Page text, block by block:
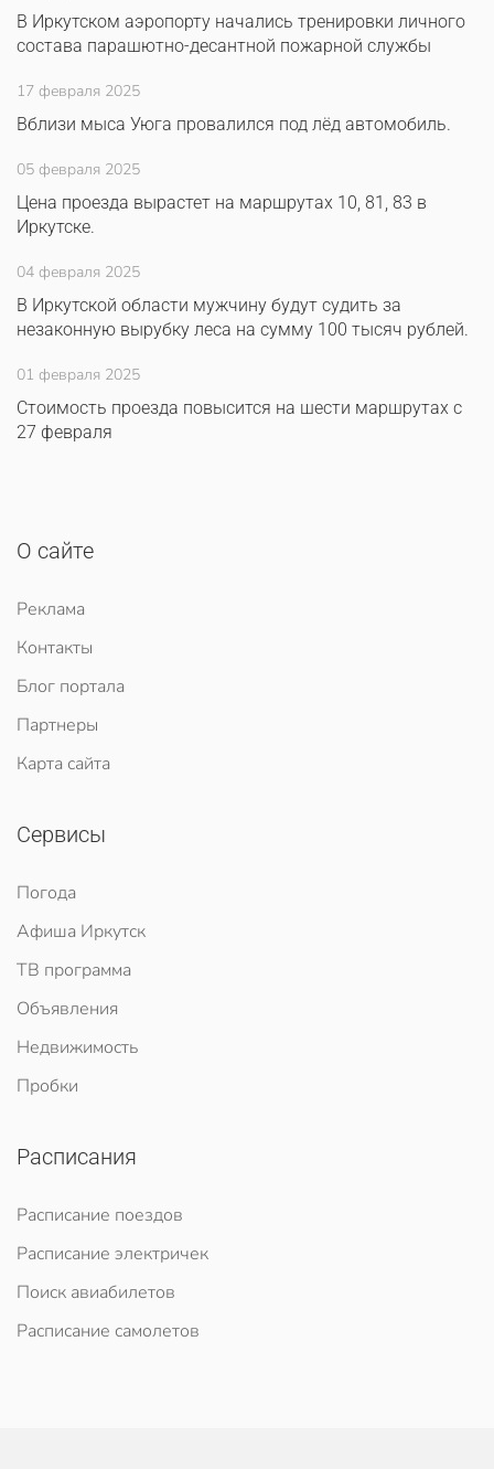
В Иркутском аэропорту начались тренировки личного
состава парашютно-десантной пожарной службы
17 февраля 2025
Вблизи мыса Уюга провалился под лёд автомобиль.
05 февраля 2025
Цена проезда вырастет на маршрутах 10, 81, 83 в
Иркутске.
04 февраля 2025
В Иркутской области мужчину будут судить за
незаконную вырубку леса на сумму 100 тысяч рублей.
01 февраля 2025
Стоимость проезда повысится на шести маршрутах с
27 февраля
О сайте
Реклама
Контакты
Блог портала
Партнеры
Карта сайта
Сервисы
Погода
Афиша Иркутск
ТВ программа
Объявления
Недвижимость
Пробки
Расписания
Расписание поездов
Расписание электричек
Поиск авиабилетов
Расписание самолетов